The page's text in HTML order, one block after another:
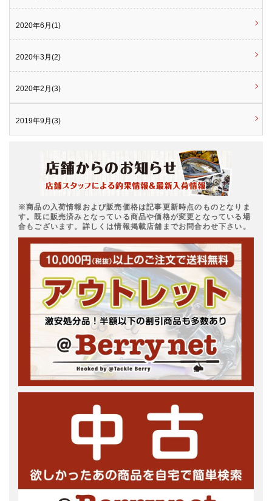
2020年6月(1)
2020年3月(2)
2020年2月(3)
2019年9月(3)
※商品の入荷情報および販売価格は記事更新時点のものとなりま
す。既に販売済みとなっている商品や価格が変更となっている場
合もございます。詳しくは情報掲載店舗までお問合わせ下さい。